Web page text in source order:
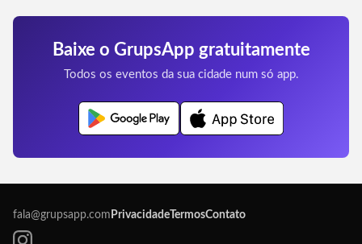
Baixe o GrupsApp gratuitamente
Todos os eventos da sua cidade num só app.
fala@grupsapp.com Privacidade TermosContato